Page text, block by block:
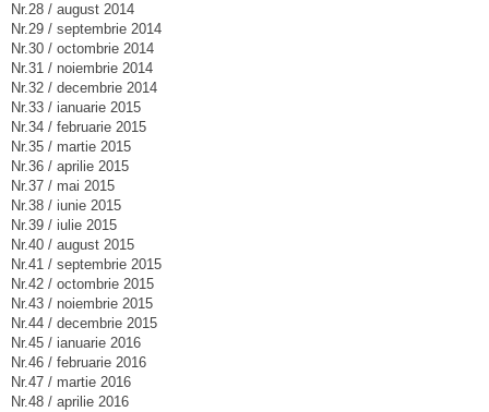
Nr.28 / august 2014
Nr.29 / septembrie 2014
Nr.30 / octombrie 2014
Nr.31 / noiembrie 2014
Nr.32 / decembrie 2014
Nr.33 / ianuarie 2015
Nr.34 / februarie 2015
Nr.35 / martie 2015
Nr.36 / aprilie 2015
Nr.37 / mai 2015
Nr.38 / iunie 2015
Nr.39 / iulie 2015
Nr.40 / august 2015
Nr.41 / septembrie 2015
Nr.42 / octombrie 2015
Nr.43 / noiembrie 2015
Nr.44 / decembrie 2015
Nr.45 / ianuarie 2016
Nr.46 / februarie 2016
Nr.47 / martie 2016
Nr.48 / aprilie 2016